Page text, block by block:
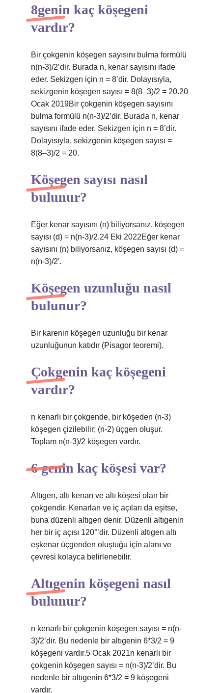
8genin kaç köşegeni
vardır?
Bir çokgenin köşegen sayısını bulma formülü
n(n-3)/2’dir. Burada n, kenar sayısını ifade
eder. Sekizgen için n = 8’dir. Dolayısıyla,
sekizgenin köşegen sayısı = 8(8–3)/2 = 20.20
Ocak 2019Bir çokgenin köşegen sayısını
bulma formülü n(n-3)/2’dir. Burada n, kenar
sayısını ifade eder. Sekizgen için n = 8’dir.
Dolayısıyla, sekizgenin köşegen sayısı =
8(8–3)/2 = 20.
Köşegen sayısı nasıl
bulunur?
Eğer kenar sayısını (n) biliyorsanız, köşegen
sayısı (d) = n(n-3)/2.24 Eki 2022Eğer kenar
sayısını (n) biliyorsanız, köşegen sayısı (d) =
n(n-3)/2′.
Köşegen uzunluğu nasıl
bulunur?
Bir karenin köşegen uzunluğu bir kenar
uzunluğunun katıdır (Pisagor teoremi).
Çokgenin kaç köşegeni
vardır?
n kenarlı bir çokgende, bir köşeden (n-3)
köşegen çizilebilir; (n-2) üçgen oluşur.
Toplam n(n-3)/2 köşegen vardır.
6 genin kaç köşesi var?
Altıgen, altı kenarı ve altı köşesi olan bir
çokgendir. Kenarları ve iç açıları da eşitse,
buna düzenli altıgen denir. Düzenli altıgenin
her bir iç açısı 120°’dir. Düzenli altıgen altı
eşkenar üçgenden oluştuğu için alanı ve
çevresi kolayca belirlenebilir.
Altıgenin köşegeni nasıl
bulunur?
n kenarlı bir çokgenin köşegen sayısı = n(n-
3)/2’dir. Bu nedenle bir altıgenin 6*3/2 = 9
köşegeni vardır.5 Ocak 2021n kenarlı bir
çokgenin köşegen sayısı = n(n-3)/2’dir. Bu
nedenle bir altıgenin 6*3/2 = 9 köşegeni
vardır.